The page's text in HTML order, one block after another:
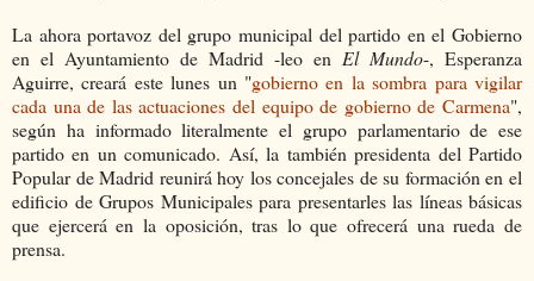
La ahora portavoz del grupo municipal del partido en el Gobierno
en el Ayuntamiento de Madrid -leo en El Mundo-, Esperanza
Aguirre, creará este lunes un "gobierno en la sombra para vigilar
cada una de las actuaciones del equipo de gobierno de Carmena",
según ha informado literalmente el grupo parlamentario de ese
partido en un comunicado. Así, la también presidenta del Partido
Popular de Madrid reunirá hoy los concejales de su formación en el
edificio de Grupos Municipales para presentarles las líneas básicas
que ejercerá en la oposición, tras lo que ofrecerá una rueda de
prensa.